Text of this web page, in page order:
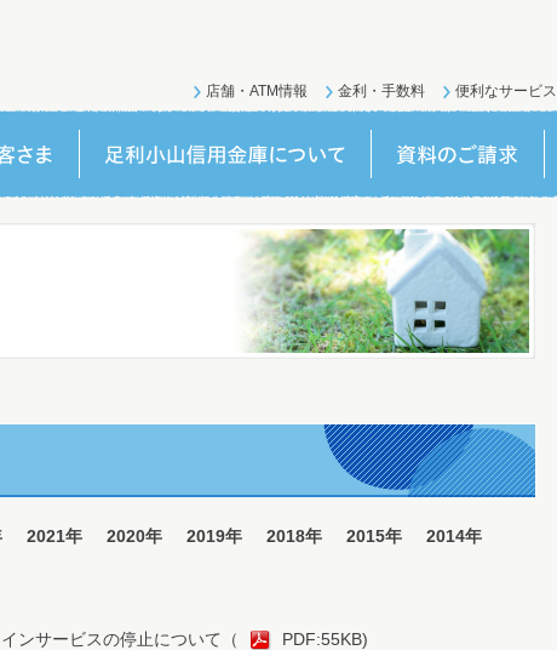
店舗・ATM情報 金利・手数料 便利なサービス
2021年 2020年 2019年 2018年 2015年 2014年
ンサービスの停止について （ PDF:55KB)